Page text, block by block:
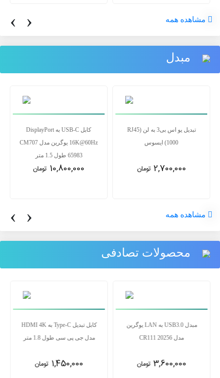
‹ › مشاهده همه
مبدل
کابل USB-C به DisplayPort
16K@60Hz یوگرین مدل CM707
65983 طول 1.5 متر
10,800,000 تومان
تبدیل یو اس بی3 به لن RJ45)
1000) ایسوس
2,700,000 تومان
‹ › مشاهده همه
محصولات تصادفی
کابل تبدیل Type-C به HDMI 4K
مدل جی پی سی طول 1.8 متر
1,450,000 تومان
مبدل USB3.0 به LAN یوگرین
مدل CR111 20256
3,600,000 تومان